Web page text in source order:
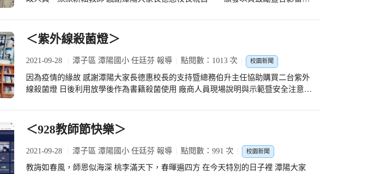
良教育人員：永信師、佳旻師、燕卿師、偉烈主任、璧婉組長、蓉淑師、雅萍師、
治豪組長、家毓師、靜宜組長、光彥師、豐成師（福陽國小遴選）、曾麗如師（福
民國小遴選） ♡優良行政人員：葉蔡蓮幹事 ♡績優導護人員：偉烈主任 ♡默默耕
耘老師：欣如師、燕卿師、如莉師、鈺晴師、雅萍師、映如師、良依師、怡伶師、
貴美師、幼鵑師、欣怡師、毓端師、文英師、孟芬師、斐俐師、光彥師、佳禹師、
吉亨師、佳旻師、婉惠師、君偉師、曉菁師、蓉淑師、珮瑄師、元慶師、唯欣師、
暨同仁們協助頒獎（寶齡組長、翠蘭組長）及拍照（璧婉組長），黑板上生動的文
＜紫外線殺菌燈＞
2021-09-28 潭子區 潭陽國小 任廷芬 報導 點閱數：1013 次 校園新聞
因為疫情的緣故 感謝潭陽大家長德惠校長的支持暨總務伯升主任協助購買二台紫外
線殺菌燈 日後利用放學後作為書籍殺菌使用 廠商人員現場說明與示範暨安全注意事
＜928教師節快樂＞
2021-09-28 潭子區 潭陽國小 任廷芬 報導 點閱數：991 次 校園新聞
教誨如春風，師恩似海深 桃李滿天下，春暉遍四方 在今天特別的日子裡 潭陽大家